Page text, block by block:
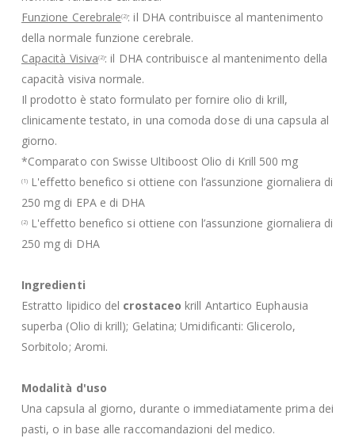
Funzione Cerebrale(2): il DHA contribuisce al mantenimento
della normale funzione cerebrale.
Capacità Visiva(2): il DHA contribuisce al mantenimento della
capacità visiva normale.
Il prodotto è stato formulato per fornire olio di krill,
clinicamente testato, in una comoda dose di una capsula al
giorno.
*Comparato con Swisse Ultiboost Olio di Krill 500 mg
(1) L'effetto benefico si ottiene con l’assunzione giornaliera di
250 mg di EPA e di DHA
(2) L'effetto benefico si ottiene con l’assunzione giornaliera di
250 mg di DHA
Ingredienti
Estratto lipidico del crostaceo krill Antartico Euphausia
superba (Olio di krill); Gelatina; Umidificanti: Glicerolo,
Sorbitolo; Aromi.
Modalità d'uso
Una capsula al giorno, durante o immediatamente prima dei
pasti, o in base alle raccomandazioni del medico.